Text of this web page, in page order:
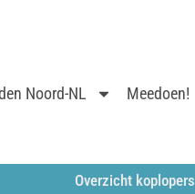
Noord-NL Meedoen!
Overzicht koplopers